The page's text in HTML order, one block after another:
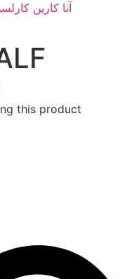
آنا كارين
this product